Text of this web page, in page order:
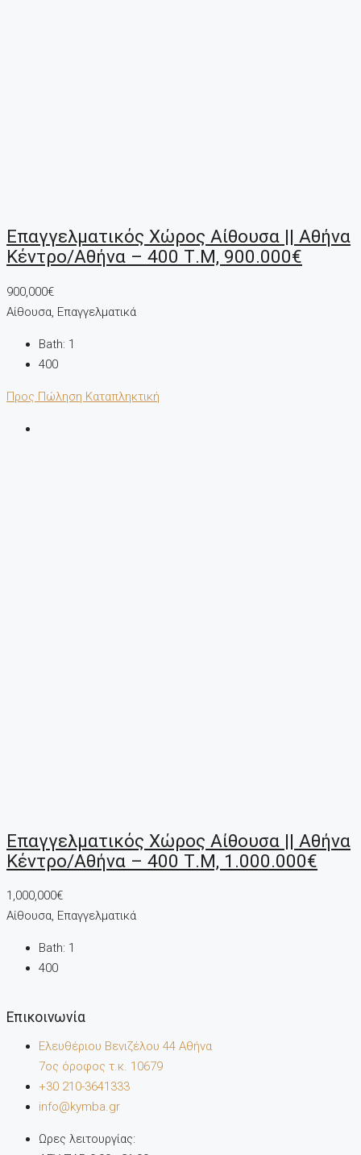
Επαγγελματικός Χώρος Αίθουσα || Αθήνα
Κέντρο/Αθήνα – 400 Τ.μ, 900.000€
900,000€
Αίθουσα, Επαγγελματικά
Bath: 1
400
Προς Πώληση Καταπληκτική
Επαγγελματικός Χώρος Αίθουσα || Αθήνα
Κέντρο/Αθήνα – 400 Τ.μ, 1.000.000€
1,000,000€
Αίθουσα, Επαγγελματικά
Bath: 1
400
Επικοινωνία
Ελευθέριου Βενιζέλου 44 Αθήνα
7oς όροφος τ.κ. 10679
+30 210-3641333
info@kymba.gr
Ωρες λειτουργίας: